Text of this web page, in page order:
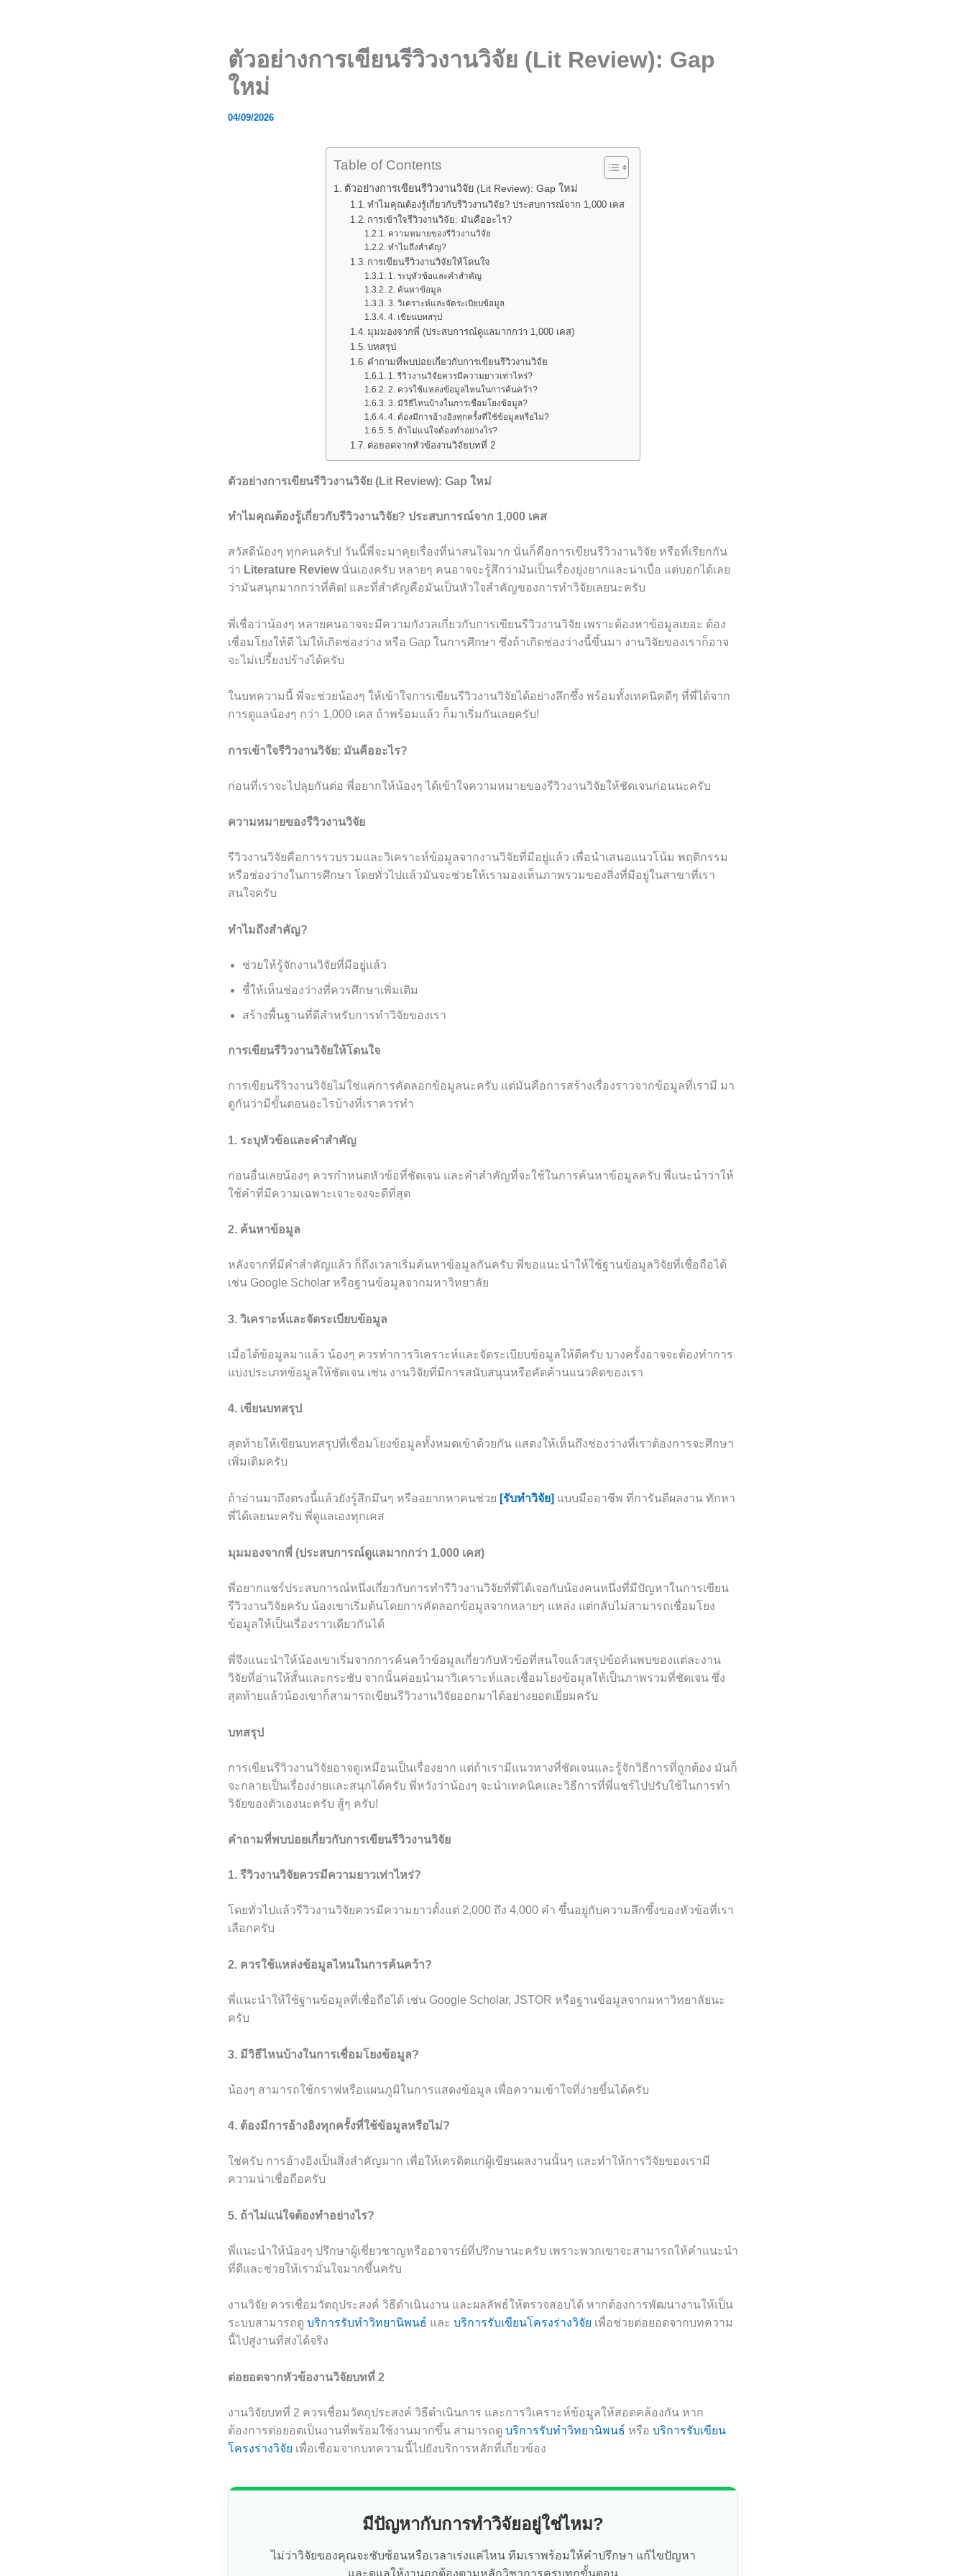
ตัวอย่างการเขียนรีวิวงานวิจัย (Lit Review): Gap
ใหม่
04/09/2026
Table of Contents
ตัวอย่างการเขียนรีวิวงานวิจัย (Lit Review): Gap ใหม่
ทำไมคุณต้องรู้เกี่ยวกับรีวิวงานวิจัย? ประสบการณ์จาก 1,000 เคส
การเข้าใจรีวิวงานวิจัย: มันคืออะไร?
ความหมายของรีวิวงานวิจัย
ทำไมถึงสำคัญ?
การเขียนรีวิวงานวิจัยให้โดนใจ
1. ระบุหัวข้อและคำสำคัญ
2. ค้นหาข้อมูล
3. วิเคราะห์และจัดระเบียบข้อมูล
4. เขียนบทสรุป
มุมมองจากพี่ (ประสบการณ์ดูแลมากกว่า 1,000 เคส)
บทสรุป
คำถามที่พบบ่อยเกี่ยวกับการเขียนรีวิวงานวิจัย
1. รีวิวงานวิจัยควรมีความยาวเท่าไหร่?
2. ควรใช้แหล่งข้อมูลไหนในการค้นคว้า?
3. มีวิธีไหนบ้างในการเชื่อมโยงข้อมูล?
4. ต้องมีการอ้างอิงทุกครั้งที่ใช้ข้อมูลหรือไม่?
5. ถ้าไม่แน่ใจต้องทำอย่างไร?
ต่อยอดจากหัวข้องานวิจัยบทที่ 2
ตัวอย่างการเขียนรีวิวงานวิจัย (Lit Review): Gap ใหม่
ทำไมคุณต้องรู้เกี่ยวกับรีวิวงานวิจัย? ประสบการณ์จาก 1,000 เคส
สวัสดีน้องๆ ทุกคนครับ! วันนี้พี่จะมาคุยเรื่องที่น่าสนใจมาก นั่นก็คือการเขียนรีวิวงานวิจัย หรือที่เรียกกัน
ว่า Literature Reviewนั่นเองครับ หลายๆ คนอาจจะรู้สึกว่ามันเป็นเรื่องยุ่งยากและน่าเบื่อ แต่บอกได้เลย
ว่ามันสนุกมากกว่าที่คิด! และที่สำคัญคือมันเป็นหัวใจสำคัญของการทำวิจัยเลยนะครับ
พี่เชื่อว่าน้องๆ หลายคนอาจจะมีความกังวลเกี่ยวกับการเขียนรีวิวงานวิจัย เพราะต้องหาข้อมูลเยอะ ต้อง
เชื่อมโยงให้ดี ไม่ให้เกิดช่องว่าง หรือ Gap ในการศึกษา ซึ่งถ้าเกิดช่องว่างนี้ขึ้นมา งานวิจัยของเราก็อาจ
จะไม่เปรี้ยงปร้างได้ครับ
ในบทความนี้ พี่จะช่วยน้องๆ ให้เข้าใจการเขียนรีวิวงานวิจัยได้อย่างลึกซึ้ง พร้อมทั้งเทคนิคดีๆ ที่พี่ได้จาก
การดูแลน้องๆ กว่า 1,000 เคส ถ้าพร้อมแล้ว ก็มาเริ่มกันเลยครับ!
การเข้าใจรีวิวงานวิจัย: มันคืออะไร?
ก่อนที่เราจะไปลุยกันต่อ พี่อยากให้น้องๆ ได้เข้าใจความหมายของรีวิวงานวิจัยให้ชัดเจนก่อนนะครับ
ความหมายของรีวิวงานวิจัย
รีวิวงานวิจัยคือการรวบรวมและวิเคราะห์ข้อมูลจากงานวิจัยที่มีอยู่แล้ว เพื่อนำเสนอแนวโน้ม พฤติกรรม
หรือช่องว่างในการศึกษา โดยทั่วไปแล้วมันจะช่วยให้เรามองเห็นภาพรวมของสิ่งที่มีอยู่ในสาขาที่เรา
สนใจครับ
ทำไมถึงสำคัญ?
ช่วยให้รู้จักงานวิจัยที่มีอยู่แล้ว
ชี้ให้เห็นช่องว่างที่ควรศึกษาเพิ่มเติม
สร้างพื้นฐานที่ดีสำหรับการทำวิจัยของเรา
การเขียนรีวิวงานวิจัยให้โดนใจ
การเขียนรีวิวงานวิจัยไม่ใช่แค่การคัดลอกข้อมูลนะครับ แต่มันคือการสร้างเรื่องราวจากข้อมูลที่เรามี มา
ดูกันว่ามีขั้นตอนอะไรบ้างที่เราควรทำ
1. ระบุหัวข้อและคำสำคัญ
ก่อนอื่นเลยน้องๆ ควรกำหนดหัวข้อที่ชัดเจน และคำสำคัญที่จะใช้ในการค้นหาข้อมูลครับ พี่แนะนำว่าให้
ใช้คำที่มีความเฉพาะเจาะจงจะดีที่สุด
2. ค้นหาข้อมูล
หลังจากที่มีคำสำคัญแล้ว ก็ถึงเวลาเริ่มค้นหาข้อมูลกันครับ พี่ขอแนะนำให้ใช้ฐานข้อมูลวิจัยที่เชื่อถือได้
เช่น Google Scholar หรือฐานข้อมูลจากมหาวิทยาลัย
3. วิเคราะห์และจัดระเบียบข้อมูล
เมื่อได้ข้อมูลมาแล้ว น้องๆ ควรทำการวิเคราะห์และจัดระเบียบข้อมูลให้ดีครับ บางครั้งอาจจะต้องทำการ
แบ่งประเภทข้อมูลให้ชัดเจน เช่น งานวิจัยที่มีการสนับสนุนหรือคัดค้านแนวคิดของเรา
4. เขียนบทสรุป
สุดท้ายให้เขียนบทสรุปที่เชื่อมโยงข้อมูลทั้งหมดเข้าด้วยกัน แสดงให้เห็นถึงช่องว่างที่เราต้องการจะศึกษา
เพิ่มเติมครับ
ถ้าอ่านมาถึงตรงนี้แล้วยังรู้สึกมึนๆ หรืออยากหาคนช่วย [รับทำวิจัย] แบบมืออาชีพ ที่การันตีผลงาน ทักหา
พี่ได้เลยนะครับ พี่ดูแลเองทุกเคส
มุมมองจากพี่ (ประสบการณ์ดูแลมากกว่า 1,000 เคส)
พี่อยากแชร์ประสบการณ์หนึ่งเกี่ยวกับการทำรีวิวงานวิจัยที่พี่ได้เจอกับน้องคนหนึ่งที่มีปัญหาในการเขียน
รีวิวงานวิจัยครับ น้องเขาเริ่มต้นโดยการคัดลอกข้อมูลจากหลายๆ แหล่ง แต่กลับไม่สามารถเชื่อมโยง
ข้อมูลให้เป็นเรื่องราวเดียวกันได้
พี่จึงแนะนำให้น้องเขาเริ่มจากการค้นคว้าข้อมูลเกี่ยวกับหัวข้อที่สนใจแล้วสรุปข้อค้นพบของแต่ละงาน
วิจัยที่อ่านให้สั้นและกระชับ จากนั้นค่อยนำมาวิเคราะห์และเชื่อมโยงข้อมูลให้เป็นภาพรวมที่ชัดเจน ซึ่ง
สุดท้ายแล้วน้องเขาก็สามารถเขียนรีวิวงานวิจัยออกมาได้อย่างยอดเยี่ยมครับ
บทสรุป
การเขียนรีวิวงานวิจัยอาจดูเหมือนเป็นเรื่องยาก แต่ถ้าเรามีแนวทางที่ชัดเจนและรู้จักวิธีการที่ถูกต้อง มันก็
จะกลายเป็นเรื่องง่ายและสนุกได้ครับ พี่หวังว่าน้องๆ จะนำเทคนิคและวิธีการที่พี่แชร์ไปปรับใช้ในการทำ
วิจัยของตัวเองนะครับ สู้ๆ ครับ!
คำถามที่พบบ่อยเกี่ยวกับการเขียนรีวิวงานวิจัย
1. รีวิวงานวิจัยควรมีความยาวเท่าไหร่?
โดยทั่วไปแล้วรีวิวงานวิจัยควรมีความยาวตั้งแต่ 2,000 ถึง 4,000 คำ ขึ้นอยู่กับความลึกซึ้งของหัวข้อที่เรา
เลือกครับ
2. ควรใช้แหล่งข้อมูลไหนในการค้นคว้า?
พี่แนะนำให้ใช้ฐานข้อมูลที่เชื่อถือได้ เช่น Google Scholar, JSTOR หรือฐานข้อมูลจากมหาวิทยาลัยนะ
ครับ
3. มีวิธีไหนบ้างในการเชื่อมโยงข้อมูล?
น้องๆ สามารถใช้กราฟหรือแผนภูมิในการแสดงข้อมูล เพื่อความเข้าใจที่ง่ายขึ้นได้ครับ
4. ต้องมีการอ้างอิงทุกครั้งที่ใช้ข้อมูลหรือไม่?
ใช่ครับ การอ้างอิงเป็นสิ่งสำคัญมาก เพื่อให้เครดิตแก่ผู้เขียนผลงานนั้นๆ และทำให้การวิจัยของเรามี
ความน่าเชื่อถือครับ
5. ถ้าไม่แน่ใจต้องทำอย่างไร?
พี่แนะนำให้น้องๆ ปรึกษาผู้เชี่ยวชาญหรืออาจารย์ที่ปรึกษานะครับ เพราะพวกเขาจะสามารถให้คำแนะนำ
ที่ดีและช่วยให้เรามั่นใจมากขึ้นครับ
งานวิจัย ควรเชื่อมวัตถุประสงค์ วิธีดำเนินงาน และผลลัพธ์ให้ตรวจสอบได้ หากต้องการพัฒนางานให้เป็น
ระบบสามารถดู บริการรับทำวิทยานิพนธ์ และ บริการรับเขียนโครงร่างวิจัย เพื่อช่วยต่อยอดจากบทความ
นี้ไปสู่งานที่ส่งได้จริง
ต่อยอดจากหัวข้องานวิจัยบทที่ 2
งานวิจัยบทที่ 2 ควรเชื่อมวัตถุประสงค์ วิธีดำเนินการ และการวิเคราะห์ข้อมูลให้สอดคล้องกัน หาก
ต้องการต่อยอดเป็นงานที่พร้อมใช้งานมากขึ้น สามารถดู บริการรับทำวิทยานิพนธ์ หรือ บริการรับเขียน
โครงร่างวิจัย เพื่อเชื่อมจากบทความนี้ไปยังบริการหลักที่เกี่ยวข้อง
มีปัญหากับการทำวิจัยอยู่ใช่ไหม?
ไม่ว่าวิจัยของคุณจะซับซ้อนหรือเวลาเร่งแค่ไหน ทีมเราพร้อมให้คำปรึกษา แก้ไขปัญหา
และดูแลให้งานถูกต้องตามหลักวิชาการครบทุกขั้นตอน